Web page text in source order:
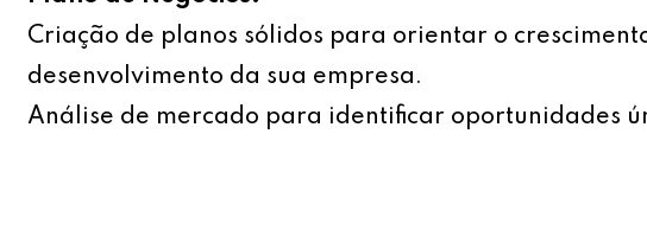
Criação de planos sólidos para orientar o
desenvolvimento da sua empresa.
Análise de mercado para identificar oportunidades